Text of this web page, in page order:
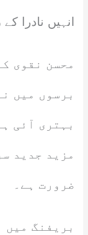
انہیں نادرا
محسن نقوی
برسوں میں
بہتری آئی
مزید جدید
ضرورت ہے۔
بریفنگ میں